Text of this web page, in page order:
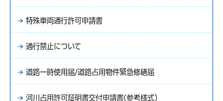
特殊車両通行許可申請書
通行禁止について
道路一時使用届/道路占用物件緊急修繕届
河川占用許可証明書交付申請書(参考様式）